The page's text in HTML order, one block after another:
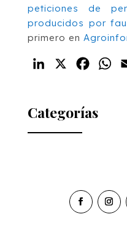
peticiones de
producidos por
primero en
LinkedIn
Categorías